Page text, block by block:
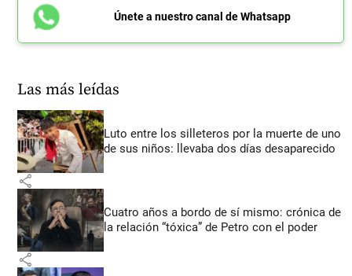
Únete a nuestro canal de Whatsapp
Las más leídas
Luto entre los silleteros por la muerte de uno
de sus niños: llevaba dos días desaparecido
share
Cuatro años a bordo de sí mismo: crónica de
la relación “tóxica” de Petro con el poder
share